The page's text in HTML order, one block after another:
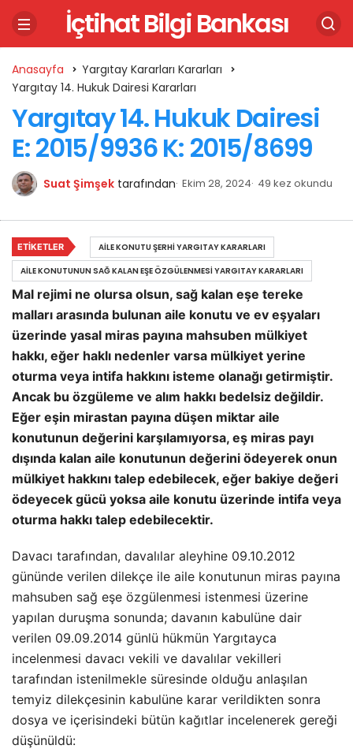
İçtihat Bilgi Bankası
Anasayfa
Yargıtay Kararları Kararları
Yargıtay 14. Hukuk Dairesi Kararları
Yargıtay 14. Hukuk Dairesi
E: 2015/9936 K: 2015/8699
Suat Şimşek tarafından Ekim 28, 2024 49 kez okundu
Mal rejimi ne olursa olsun, sağ kalan eşe tereke
malları arasında bulunan aile konutu ve ev eşyaları
üzerinde yasal miras payına mahsuben mülkiyet
hakkı, eğer haklı nedenler varsa mülkiyet yerine
oturma veya intifa hakkını isteme olanağı getirmiştir.
Ancak bu özgüleme ve alım hakkı bedelsiz değildir.
Eğer eşin mirastan payına düşen miktar aile
konutunun değerini karşılamıyorsa, eş miras payı
dışında kalan aile konutunun değerini ödeyerek onun
mülkiyet hakkını talep edebilecek, eğer bakiye değeri
ödeyecek gücü yoksa aile konutu üzerinde intifa veya
oturma hakkı talep edebilecektir.
Davacı tarafından, davalılar aleyhine 09.10.2012
gününde verilen dilekçe ile aile konutunun miras payına
mahsuben sağ eşe özgülenmesi istenmesi üzerine
yapılan duruşma sonunda; davanın kabulüne dair
verilen 09.09.2014 günlü hükmün Yargıtayca
incelenmesi davacı vekili ve davalılar vekilleri
tarafından istenilmekle süresinde olduğu anlaşılan
temyiz dilekçesinin kabulüne karar verildikten sonra
dosya ve içerisindeki bütün kağıtlar incelenerek gereği
düşünüldü:
ETIKETLER
AILE KONUTU ŞERHI YARGITAY KARARLARI
AILE KONUTUNUN SAĞ KALAN EŞE ÖZGÜLENMESI YARGITAY KARARLARI